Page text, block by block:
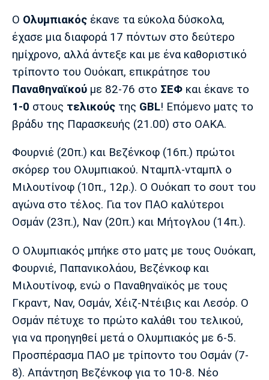
Πολιτισμός
Τραγούδια
Cine Spot
Running
Media
Παρασκήνιο
Πρόγραμμα TV
Ιωνικός Κηφισιά Πανσερραϊκός
Μάντσεστερ
Τσέλσι Άρσεναλ
Λίβερπουλ
Μάντσεστερ
Σίτι
Γιουβέντους
Ίντερ Μίλαν Μπάγερν
Ο Ολυμπιακός έκανε τα εύκολα δύσκολα,
έχασε μια διαφορά 17 πόντων στο δεύτερο
ημίχρονο, αλλά άντεξε και με ένα καθοριστικό
τρίποντο του Ουόκαπ, επικράτησε του
Παναθηναϊκού με 82-76 στο ΣΕΦ και έκανε το
1-0 στους τελικούς της GBL! Επόμενο ματς το
βράδυ της Παρασκευής (21.00) στο ΟΑΚΑ.
Φουρνιέ (20π.) και Βεζένκοφ (16π.) πρώτοι
σκόρερ του Ολυμπιακού. Νταμπλ-νταμπλ ο
Μιλουτίνοφ (10π., 12ρ.). Ο Ουόκαπ το σουτ του
αγώνα στο τέλος. Για τον ΠΑΟ καλύτεροι
Οσμάν (23π.), Ναν (20π.) και Μήτογλου (14π.).
Ο Ολυμπιακός μπήκε στο ματς με τους Ουόκαπ,
Φουρνιέ, Παπανικολάου, Βεζένκοφ και
Μιλουτίνοφ, ενώ ο Παναθηναϊκός με τους
Γκραντ, Ναν, Οσμάν, Χέιζ-Ντέιβις και Λεσόρ. Ο
Οσμάν πέτυχε το πρώτο καλάθι του τελικού,
για να προηγηθεί μετά ο Ολυμπιακός με 6-5.
Προσπέρασμα ΠΑΟ με τρίποντο του Οσμάν (7-
8). Απάντηση Βεζένκοφ για το 10-8. Νέο